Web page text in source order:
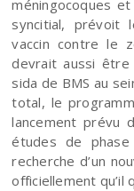
méningocoques
syncitial, prévoit
vaccin contre le
devrait aussi être
sida de BMS au
total, le
lancement prévu
études de
recherche d’un
officiellement